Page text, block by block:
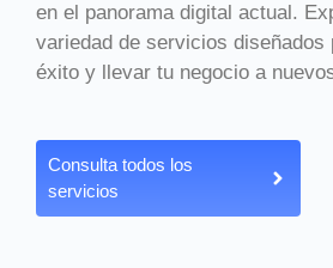
en el panorama digital actual.
variedad de servicios diseñados
éxito y llevar tu negocio a
Consulta todos los
servicios